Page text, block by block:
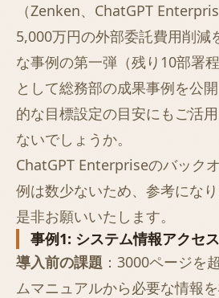
（Zenken、ChatGPT
5,000万円の外部委託費用削減
な事例の第一弾（残り10部署
として総務部の成果事例を公
的な目標設定の目安にもご活
ないでしょうか。
ChatGPT Enterpriseのバック
例は数少ないため、参考にな
是非お願いいたします。
事例1: システム情報アクセ
導入前の課題 ：3000ページを
ムマニュアルから必要な情報